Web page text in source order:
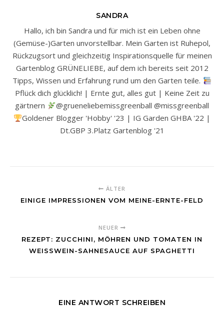
SANDRA
Hallo, ich bin Sandra und für mich ist ein Leben ohne
(Gemüse-)Garten unvorstellbar. Mein Garten ist Ruhepol,
Rückzugsort und gleichzeitig Inspirationsquelle für meinen
Gartenblog GRÜNELIEBE, auf dem ich bereits seit 2012
Tipps, Wissen und Erfahrung rund um den Garten teile.
Pflück dich glücklich! | Ernte gut, alles gut | Keine Zeit zu
gärtnern
@grueneliebemissgreenball @missgreenball
Goldener Blogger 'Hobby' '23 | IG Garden GHBA '22 |
Dt.GBP 3.Platz Gartenblog '21
ÄLTER
EINIGE IMPRESSIONEN VOM MEINE-ERNTE-FELD
NEUER
REZEPT: ZUCCHINI, MÖHREN UND TOMATEN IN
WEISSWEIN-SAHNESAUCE AUF SPAGHETTI
EINE ANTWORT SCHREIBEN